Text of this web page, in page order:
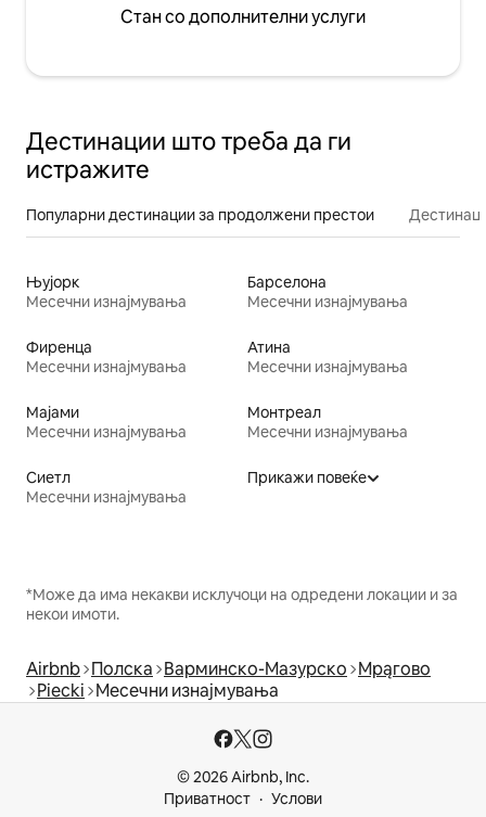
Стан со дополнителни услуги
Дестинации што треба да ги
истражите
Популарни дестинации за продолжени престои
Њујорк
Месечни изнајмувања
Барселона
Месечни изнајмувања
Фиренца
Месечни изнајмувања
Атина
Месечни изнајмувања
Мајами
Месечни изнајмувања
Монтреал
Месечни изнајмувања
Сиетл
Месечни изнајмувања
Прикажи повеќе
*Може да има некакви исклучоци на одредени локации и за
некои имоти.
Airbnb Полска Варминско-Мазурско Мрąгово
Piecki Месечни изнајмувања
© 2026 Airbnb, Inc.
Приватност
Услови